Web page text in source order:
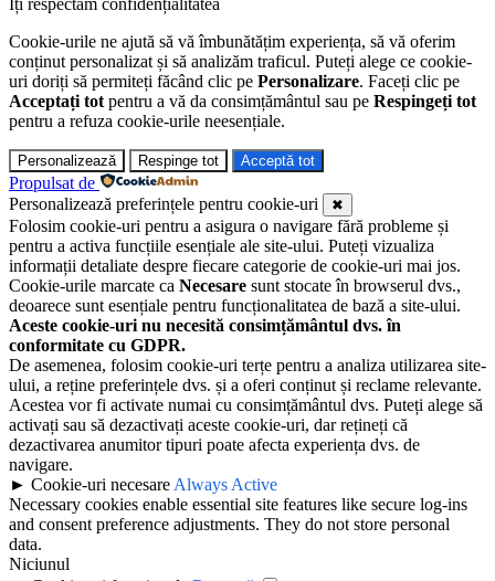
Îți respectăm confidențialitatea
Cookie-urile ne ajută să vă îmbunătățim experiența, să vă oferim
conținut personalizat și să analizăm traficul. Puteți alege ce cookie-
uri doriți să permiteți făcând clic pe Personalizare. Faceți clic pe
Acceptați tot pentru a vă da consimțământul sau pe Respingeți tot
pentru a refuza cookie-urile neesențiale.
Personalizează Respinge tot Acceptă tot
Propulsat de
Personalizează preferințele pentru cookie-uri
✖
Folosim cookie-uri pentru a asigura o navigare fără probleme și
pentru a activa funcțiile esențiale ale site-ului. Puteți vizualiza
informații detaliate despre fiecare categorie de cookie-uri mai jos.
Cookie-urile marcate ca Necesare sunt stocate în browserul dvs.,
deoarece sunt esențiale pentru funcționalitatea de bază a site-ului.
Aceste cookie-uri nu necesită consimțământul dvs. în
conformitate cu GDPR.
De asemenea, folosim cookie-uri terțe pentru a analiza utilizarea site-
ului, a reține preferințele dvs. și a oferi conținut și reclame relevante.
Acestea vor fi activate numai cu consimțământul dvs. Puteți alege să
activați sau să dezactivați aceste cookie-uri, dar rețineți că
dezactivarea anumitor tipuri poate afecta experiența dvs. de
navigare.
► Cookie-uri necesare Always Active
Necessary cookies enable essential site features like secure log-ins
and consent preference adjustments. They do not store personal
data.
Niciunul